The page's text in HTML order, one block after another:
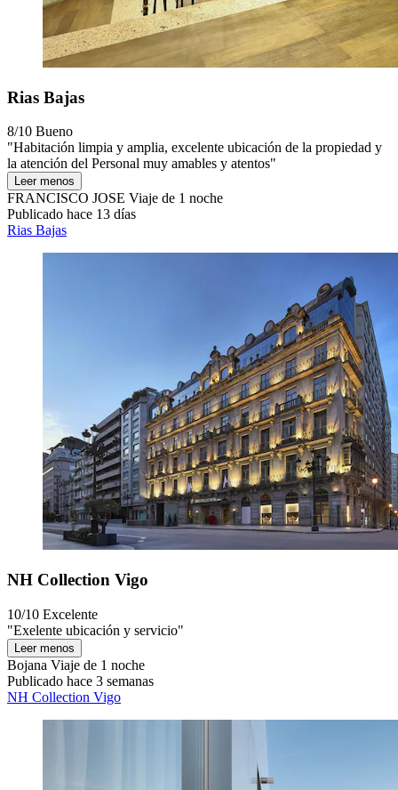
Rias Bajas
8/10 Bueno
"Habitación limpia y amplia, excelente ubicación de la propiedad y
la atención del Personal muy amables y atentos"
Leer menos
FRANCISCO JOSE Viaje de 1 noche
Publicado hace 13 días
Rias Bajas
NH Collection Vigo
10/10 Excelente
"Exelente ubicación y servicio"
Leer menos
Bojana Viaje de 1 noche
Publicado hace 3 semanas
NH Collection Vigo